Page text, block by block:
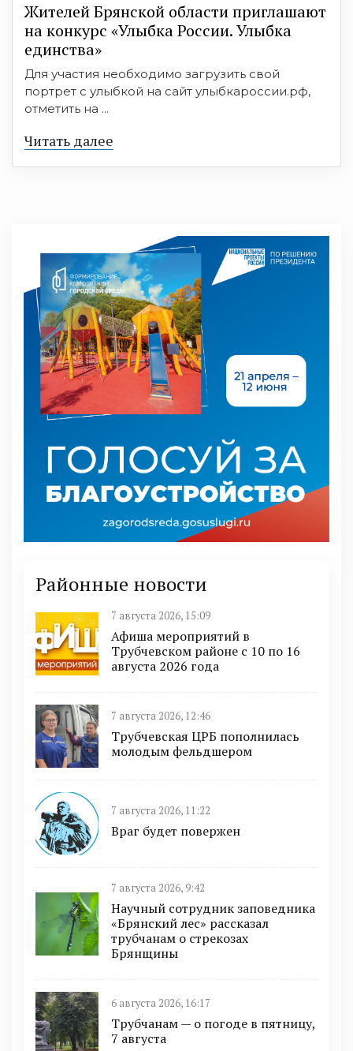
Жителей Брянской области приглашают
на конкурс «Улыбка России. Улыбка
единства»
Для участия необходимо загрузить свой
портрет с улыбкой на сайт улыбкароссии.рф,
отметить на ...
Читать далее
Районные новости
7 августа 2026, 15:09
Афиша мероприятий в
Трубчевском районе с 10 по 16
августа 2026 года
7 августа 2026, 12:46
Трубчевская ЦРБ пополнилась
молодым фельдшером
7 августа 2026, 11:22
Враг будет повержен
7 августа 2026, 9:42
Научный сотрудник заповедника
«Брянский лес» рассказал
трубчанам о стрекозах
Брянщины
6 августа 2026, 16:17
Трубчанам — о погоде в пятницу,
7 августа